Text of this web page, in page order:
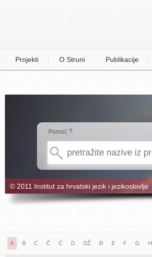
Projekti O Struni Publikacije
Pomoć ?
© 2011 Institut za hrvatski jezik i jezikoslovlje
A B C Č Ć D DŽ Đ E F G H